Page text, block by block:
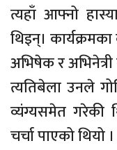
त्यहाँ आफ्नो
थिइन्।
अभिषेक र
त्यतिबेला उनले
व्यंग्यसमेत गरेकी
चर्चा पाएको थियो ।